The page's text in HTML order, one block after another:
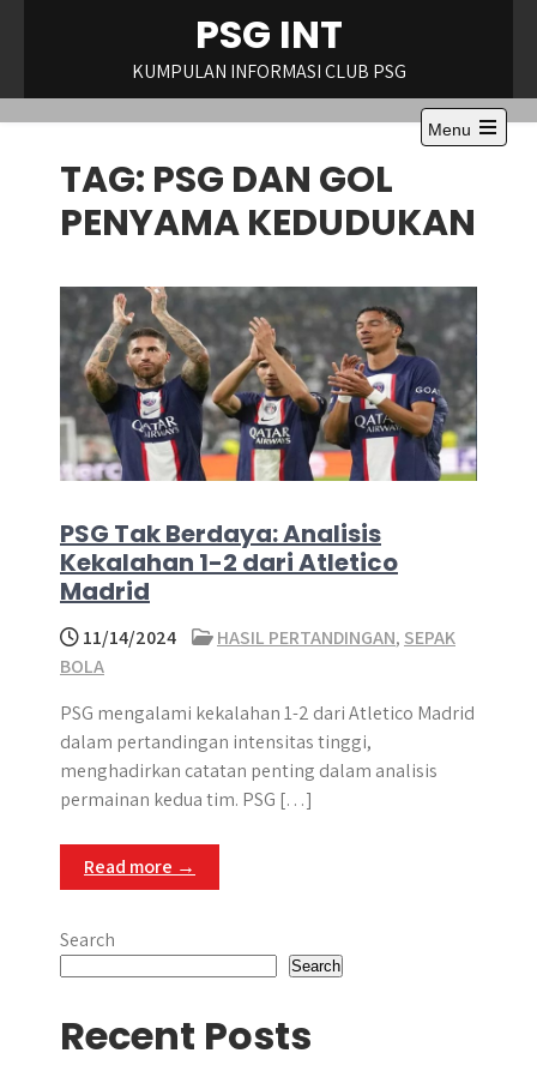
PSG INT
KUMPULAN INFORMASI CLUB PSG
Menu
Open
TAG: PSG DAN GOL
PENYAMA KEDUDUKAN
PSG Tak Berdaya: Analisis
Kekalahan 1-2 dari Atletico
Madrid
11/14/2024 HASIL PERTANDINGAN, SEPAK
BOLA
PSG mengalami kekalahan 1-2 dari Atletico Madrid
dalam pertandingan intensitas tinggi,
menghadirkan catatan penting dalam analisis
permainan kedua tim. PSG […]
Read more →
Search
Search
Recent Posts